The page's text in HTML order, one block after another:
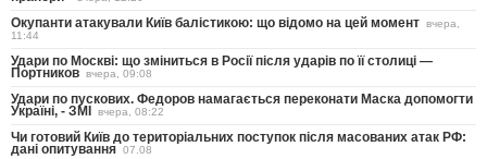
Окупанти атакували Київ балістикою: що відомо на цей момент вчера,
11:44
Удари по Москві: що зміниться в Росії після ударів по її столиці —
Портников вчера, 09:08
Удари по пускових. Федоров намагається переконати Маска допомогти
Україні, - ЗМІ вчера, 08:22
Чи готовий Київ до територіальних поступок після масованих атак РФ:
дані опитування 07.08